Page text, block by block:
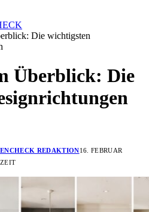
Die wichtigsten
Überblick: Die
REDAKTION16. FEBRUAR